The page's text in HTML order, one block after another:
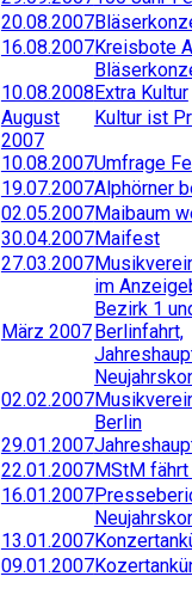
20.08.2007
16.08.2007Kreisbote
10.08.2008Extra Kultur
August
2007
Kultur ist
10.08.2007Umfrage
19.07.2007Alphörner
02.05.2007Maibaum
30.04.2007Maifest
27.03.2007
im
Bezirk 1
März 2007Berlinfahrt,
02.02.2007
Berlin
29.01.2007
22.01.2007MStM fährt
16.01.2007
13.01.2007
09.01.2007